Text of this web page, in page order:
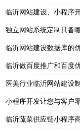
临沂网站建设、小程序
独立网站系统定制具备
临沂网站建设数据库的
临沂做百度推广和百度
医美行业临沂网站建设
小程序开发让您与客户
临沂蔬菜供应链小程序